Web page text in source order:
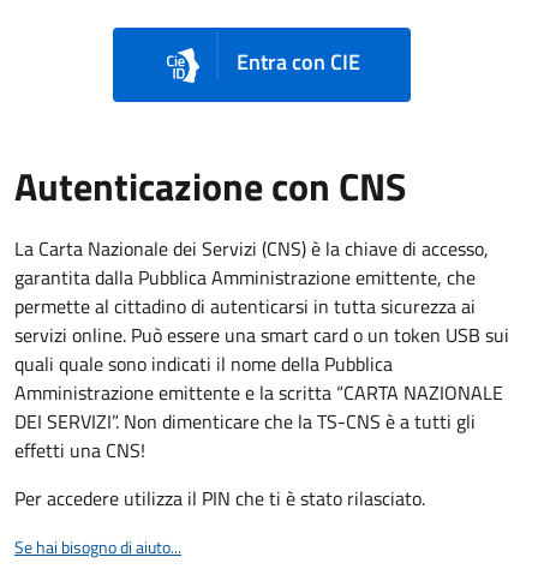
Entra con CIE
Autenticazione con CNS
La Carta Nazionale dei Servizi (CNS) è la chiave di accesso,
garantita dalla Pubblica Amministrazione emittente, che
permette al cittadino di autenticarsi in tutta sicurezza ai
servizi online. Può essere una smart card o un token USB sui
quali quale sono indicati il nome della Pubblica
Amministrazione emittente e la scritta “CARTA NAZIONALE
DEI SERVIZI”. Non dimenticare che la TS-CNS è a tutti gli
effetti una CNS!
Per accedere utilizza il PIN che ti è stato rilasciato.
Se hai bisogno di aiuto...